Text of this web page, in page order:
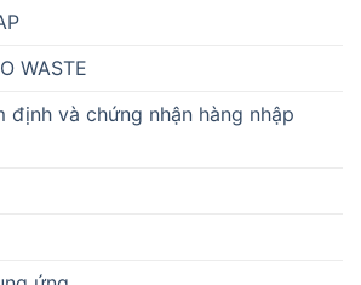
WASTE
định và chứng nhận hàng nhập